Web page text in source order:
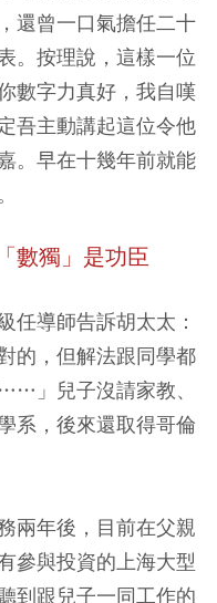
還曾一口氣擔任二十
。按理說，這樣一位
數字力真好，我自嘆
吾主動講起這位令他
。早在十幾年前就能
數獨」是功臣
任導師告訴胡太太：
的，但解法跟同學都
」兒子沒請家教、
系，後來還取得哥倫
兩年後，目前在父親
參與投資的上海大型
到跟兒子一同工作的